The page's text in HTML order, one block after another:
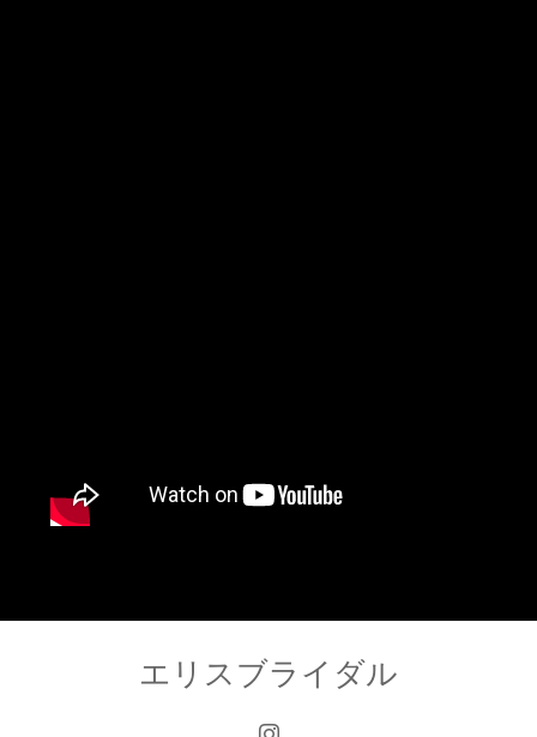
エリスブライダル